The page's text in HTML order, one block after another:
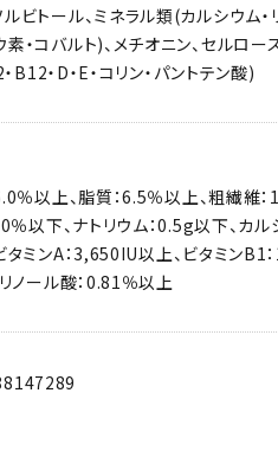
ルビトール、ミネラル類(カルシウム・
素・コバルト)、メチオニン、セルロー
B12・D・E・コリン・パントテン酸)
％以上、脂質：6.5％以上、粗繊維
％以下、ナトリウム：0.5g以下、カル
ミンA：3,650IU以上、ビタミンB1
ノール酸：0.81％以上